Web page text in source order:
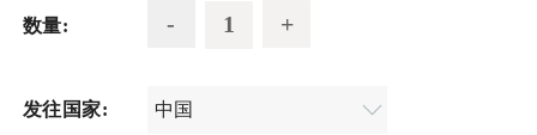
数量:
发往国家: